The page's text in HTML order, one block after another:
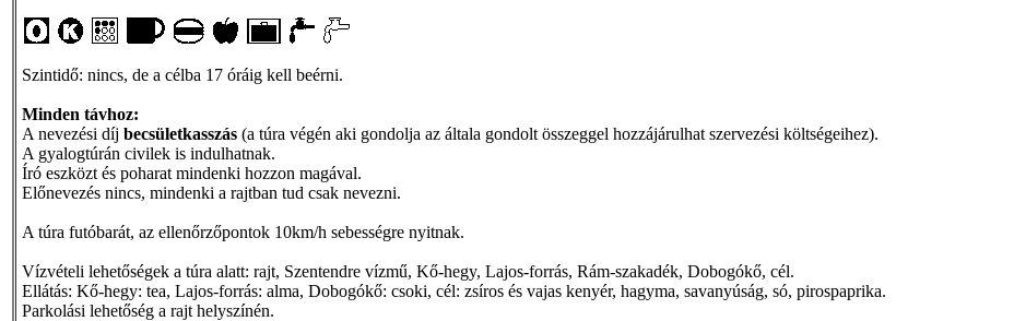
Szintidő: nincs, de a célba 17 óráig kell beérni.
Minden távhoz:
A nevezési díj becsületkasszás (a túra végén aki gondolja az általa gondolt összeggel hozzájárulhat szervezési költségeihez).
A gyalogtúrán civilek is indulhatnak.
Író eszközt és poharat mindenki hozzon magával.
Előnevezés nincs, mindenki a rajtban tud csak nevezni.
A túra futóbarát, az ellenőrzőpontok 10km/h sebességre nyitnak.
Vízvételi lehetőségek a túra alatt: rajt, Szentendre vízmű, Kő-hegy, Lajos-forrás, Rám-szakadék, Dobogókő, cél.
Ellátás: Kő-hegy: tea, Lajos-forrás: alma, Dobogókő: csoki, cél: zsíros és vajas kenyér, hagyma, savanyúság, só, pirospaprika.
Parkolási lehetőség a rajt helyszínén.